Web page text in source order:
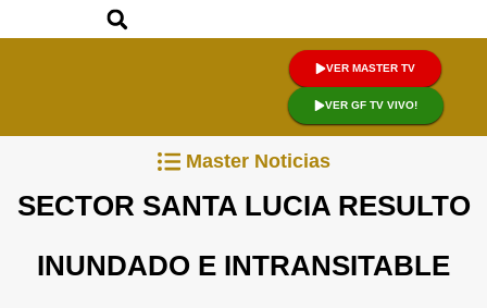
VER MASTER TV
VER GF TV VIVO!
Master Noticias
SECTOR SANTA LUCIA RESULTO
INUNDADO E INTRANSITABLE